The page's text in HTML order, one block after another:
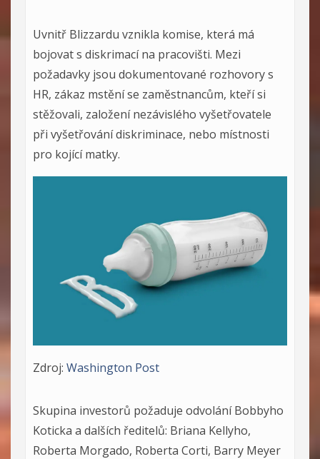
Uvnitř Blizzardu vznikla komise, která má
bojovat s diskrimací na pracovišti. Mezi
požadavky jsou dokumentované rozhovory s
HR, zákaz mstění se zaměstnancům, kteří si
stěžovali, založení nezávislého vyšetřovatele
při vyšetřování diskriminace, nebo místnosti
pro kojící matky.
Zdroj: Washington Post
Skupina investorů požaduje odvolání Bobbyho
Koticka a dalších ředitelů: Briana Kellyho,
Roberta Morgado, Roberta Corti, Barry Meyer